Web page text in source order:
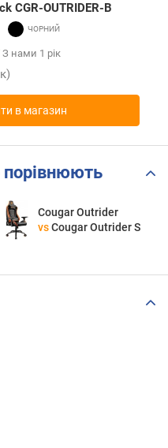
CGR-OUTRIDER-B
З нами 1 рік
в магазин
порівнюють
Cougar Outrider
vs Cougar Outrider S